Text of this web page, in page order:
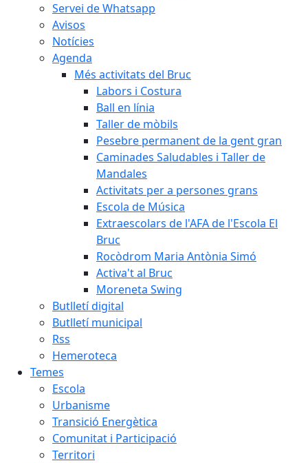
Servei de Whatsapp
Avisos
Notícies
Agenda
Més activitats del Bruc
Labors i Costura
Ball en línia
Taller de mòbils
Pesebre permanent de la gent gran
Caminades Saludables i Taller de
Mandales
Activitats per a persones grans
Escola de Música
Extraescolars de l'AFA de l'Escola El
Bruc
Rocòdrom Maria Antònia Simó
Activa't al Bruc
Moreneta Swing
Butlletí digital
Butlletí municipal
Rss
Hemeroteca
Temes
Escola
Urbanisme
Transició Energètica
Comunitat i Participació
Territori